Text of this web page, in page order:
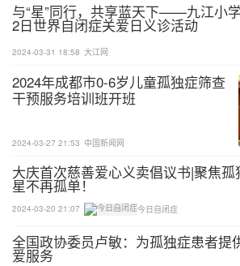
与“星”同行，共享蓝天下——九江小
2日世界自闭症关爱日义诊活动
2024-03-31 18:58 大江网
2024年成都市0-6岁儿童孤独症筛查
干预服务培训班开班
2024-03-27 21:53 中国新闻网
大庆首次慈善爱心义卖倡议书|聚焦孤
星不再孤单！
2024-03-20 21:07 今日自闭症
全国政协委员卢敏：为孤独症患者提
爱服务